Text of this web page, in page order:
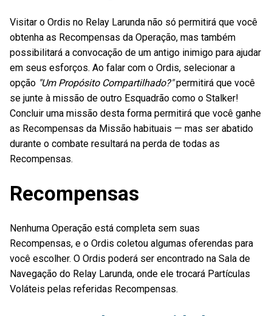
Visitar o Ordis no Relay Larunda não só permitirá que você
obtenha as Recompensas da Operação, mas também
possibilitará a convocação de um antigo inimigo para ajudar
em seus esforços. Ao falar com o Ordis, selecionar a
opção "Um Propósito Compartilhado?"permitirá que você
se junte à missão de outro Esquadrão como o Stalker!
Concluir uma missão desta forma permitirá que você ganhe
as Recompensas da Missão habituais — mas ser abatido
durante o combate resultará na perda de todas as
Recompensas.
Recompensas
Nenhuma Operação está completa sem suas
Recompensas, e o Ordis coletou algumas oferendas para
você escolher. O Ordis poderá ser encontrado na Sala de
Navegação do Relay Larunda, onde ele trocará Partículas
Voláteis pelas referidas Recompensas.